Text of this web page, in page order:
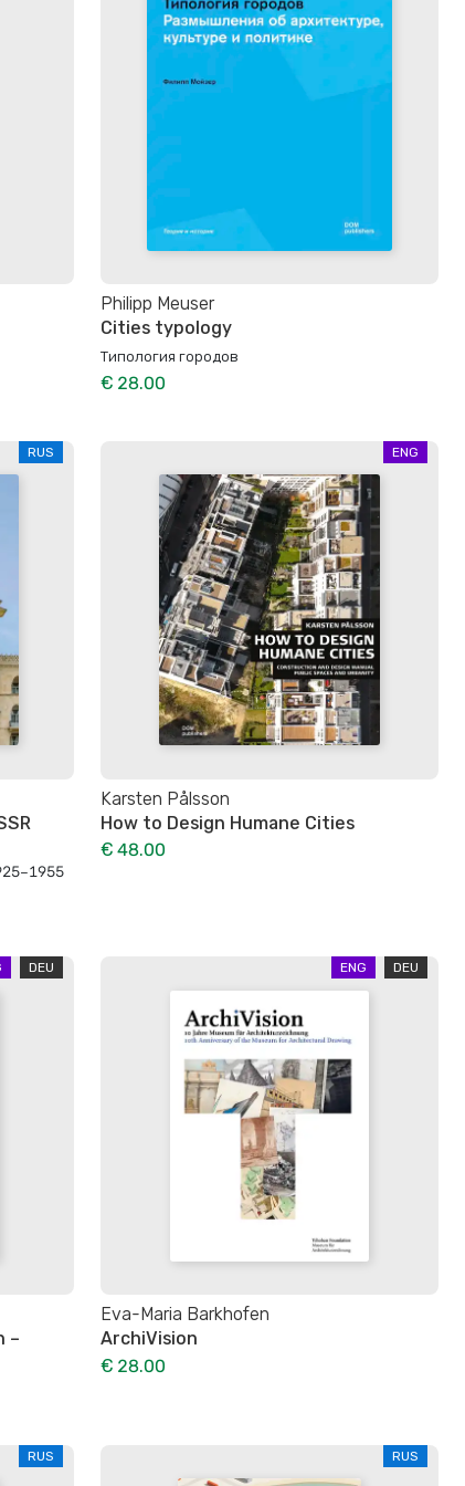
Philipp Meuser
Cities typology
Типология городов
€ 28.00
RUS ENG
Karsten Pålsson
How to Design Humane Cities
€ 48.00
DEU
–
ENG DEU
Eva-Maria Barkhofen
ArchiVision
€ 28.00
RUS RUS